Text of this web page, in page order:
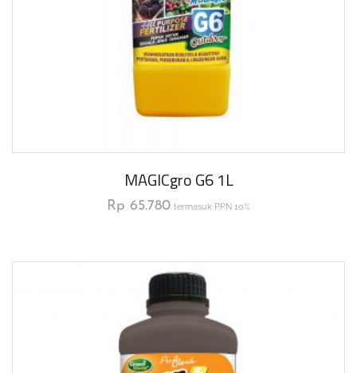
MAGICgro G6 1L
Rp 65.780 termasuk PPN 10%